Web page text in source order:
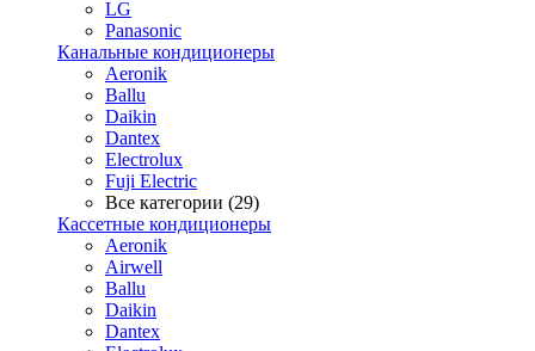
LG
Panasonic
Канальные кондиционеры
Aeronik
Ballu
Daikin
Dantex
Electrolux
Fuji Electric
Все категории (29)
Кассетные кондиционеры
Aeronik
Airwell
Ballu
Daikin
Dantex